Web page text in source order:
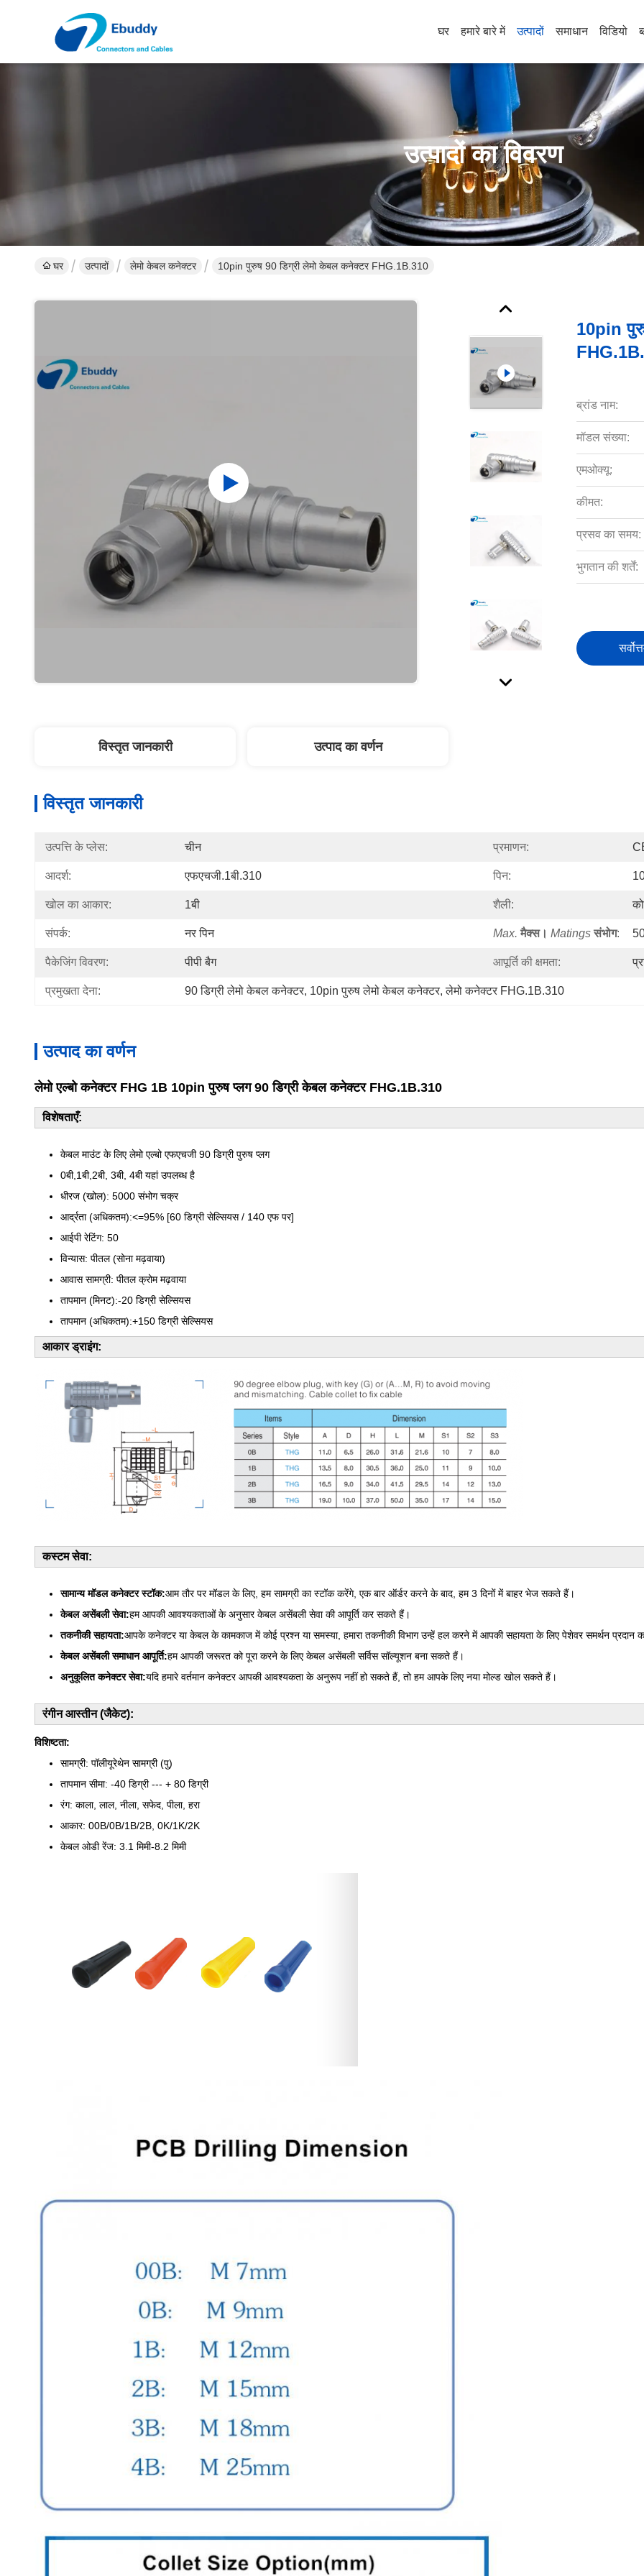
घर हमारे बारे में उत्पादों समाधान विडियो
उत्पादों का विवरण
घर उत्पादों लेमो केबल कनेक्टर 10pin पुरुष 90 डिग्री लेमो केबल कनेक्टर FHG.1B.310
10pin
ब्रांड नाम:
मॉडल संख्या:
एमओक्यू:
कीमत:
प्रसव का समय:
भुगतान की शर्तें:
विस्तृत जानकारी उत्पाद का वर्णन
विस्तृत जानकारी
उत्पत्ति के प्लेस: चीन प्रमाणन:
आदर्श: एफएचजी.1बी.310 पिन:
खोल का आकार: 1बी शैली:
संपर्क: नर पिन Max. मैक्स। Matings संभोग:
पैकेजिंग विवरण: पीपी बैग आपूर्ति की क्षमता:
प्रमुखता देना: 90 डिग्री लेमो केबल कनेक्टर, 10pin पुरुष लेमो केबल कनेक्टर, लेमो कनेक्टर FHG.1B.310
उत्पाद का वर्णन
लेमो एल्बो कनेक्टर FHG 1B 10pin पुरुष प्लग 90 डिग्री केबल कनेक्टर FHG.1B.310
विशेषताएँ:
केबल माउंट के लिए लेमो एल्बो एफएचजी 90 डिग्री पुरुष प्लग
0बी,1बी,2बी, 3बी, 4बी यहां उपलब्ध है
धीरज (खोल): 5000 संभोग चक्र
आर्द्रता (अधिकतम):<=95% [60 डिग्री सेल्सियस / 140 एफ पर]
आईपी ​​रेटिंग: 50
विन्यास: पीतल (सोना मढ़वाया)
आवास सामग्री: पीतल क्रोम मढ़वाया
तापमान (मिनट):-20 डिग्री सेल्सियस
तापमान (अधिकतम):+150 डिग्री सेल्सियस
आकार ड्राइंग:
कस्टम सेवा:
सामान्य मॉडल कनेक्टर स्टॉक:आम तौर पर मॉडल के लिए, हम सामग्री का स्टॉक करेंगे, एक बार ऑर्डर करने के बाद, हम 3 दिनों में बाहर भेज सकते हैं।
केबल असेंबली सेवा:हम आपकी आवश्यकताओं के अनुसार केबल असेंबली सेवा की आपूर्ति कर सकते हैं।
तकनीकी सहायता:आपके कनेक्टर या केबल के कामकाज में कोई प्रश्न या समस्या, हमारा तकनीकी विभाग उन्हें हल करने में आपकी सहायता के लिए पेशेवर समर्थन प्रदान
केबल असेंबली समाधान आपूर्ति:हम आपकी जरूरत को पूरा करने के लिए केबल असेंबली सर्विस सॉल्यूशन बना सकते हैं।
अनुकूलित कनेक्टर सेवा:यदि हमारे वर्तमान कनेक्टर आपकी आवश्यकता के अनुरूप नहीं हो सकते हैं, तो हम आपके लिए नया मोल्ड खोल सकते हैं।
रंगीन आस्तीन (जैकेट):
विशिष्टता:
सामग्री: पॉलीयूरेथेन सामग्री (पु)
तापमान सीमा: -40 डिग्री --- + 80 डिग्री
रंग: काला, लाल, नीला, सफेद, पीला, हरा
आकार: 00B/0B/1B/2B, 0K/1K/2K
केबल ओडी रेंज: 3.1 मिमी-8.2 मिमी